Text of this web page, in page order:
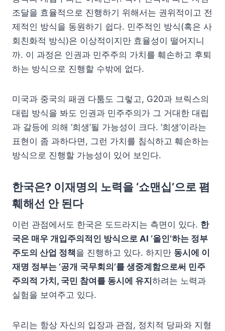
조달을 효율적으로 진행하기 위해서는 권위적이고 전
제적인 방식을 동원하기 쉽다. 민주적인 방식(혹은 사
회친화적 방식)은 이상적이지만 효율성이 떨어지니
까. 이 과정은 인권과 민주주의 가치를 훼손하고 후퇴
하는 방식으로 진행할 수밖에 없다.
미국과 중국의 패권 다툼도 그렇고, G20과 브릭스의
대립 방식을 봐도 인권과 민주주의가 그 거대한 대립
과 갈등에 의해 ‘희생’될 가능성이 크다. ‘희생’이라는
표현이 좀 과하다면, 그런 가치를 침식하고 훼손하는
방식으로 진행할 가능성이 있어 보인다.
한국은? 이재명의 노력을 ‘쇼맨십’으로 폄
훼해선 안 된다
이런 관점에서도 한국은 도드라지는 측면이 있다. 한
국은 매우 개입주의적인 방식으로 AI ‘올인’하는 정부
주도의 산업 정책을 진행하고 있다. 하지만 동시에 이
재명 정부는 ‘공개 국무회의’를 생중계함으로써 민주
주의적 가치, 국민 참여를 동시에 유지 하려는 노력과
실험을 보여주고 있다.
우리는 항상 자신의 입장과 관점, 정치적 당파와 지형